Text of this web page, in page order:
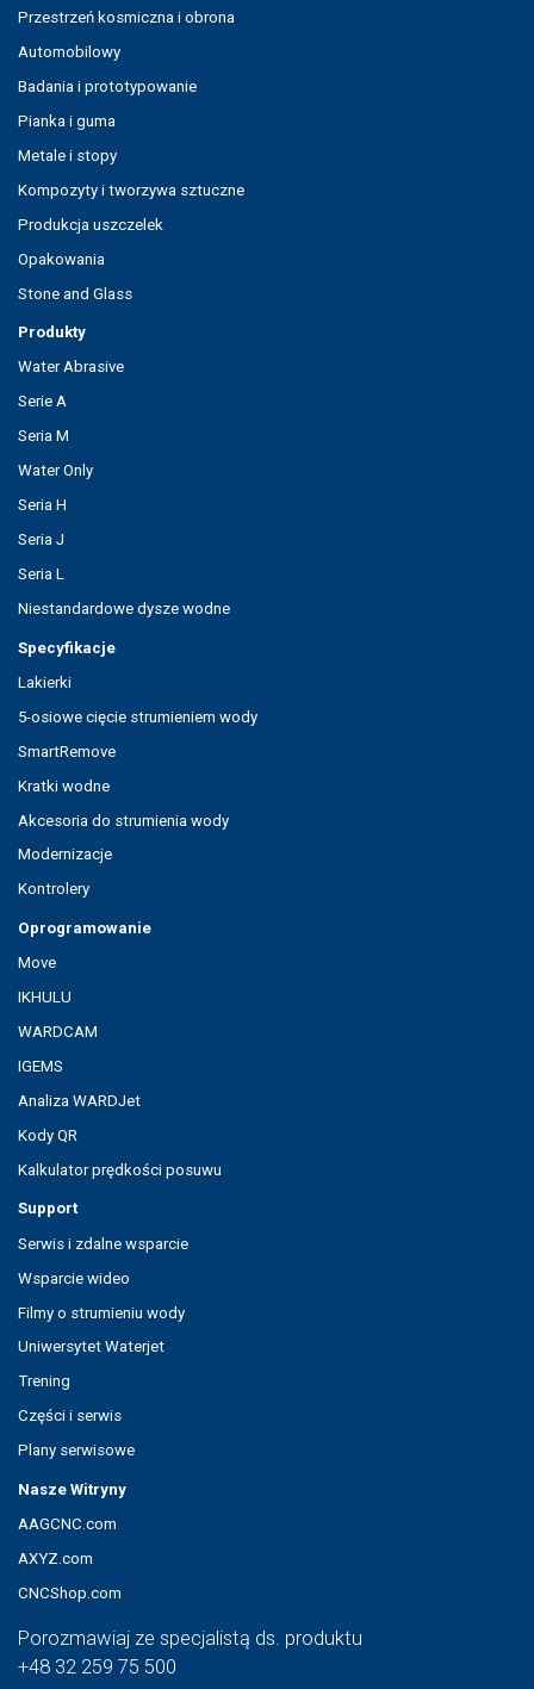
Przestrzeń kosmiczna i obrona
Automobilowy
Badania i prototypowanie
Pianka i guma
Metale i stopy
Kompozyty i tworzywa sztuczne
Produkcja uszczelek
Opakowania
Stone and Glass
Produkty
Water Abrasive
Serie A
Seria M
Water Only
Seria H
Seria J
Seria L
Niestandardowe dysze wodne
Specyfikacje
Lakierki
5-osiowe cięcie strumieniem wody
SmartRemove
Kratki wodne
Akcesoria do strumienia wody
Modernizacje
Kontrolery
Oprogramowanie
Move
IKHULU
WARDCAM
IGEMS
Analiza WARDJet
Kody QR
Kalkulator prędkości posuwu
Support
Serwis i zdalne wsparcie
Wsparcie wideo
Filmy o strumieniu wody
Uniwersytet Waterjet
Trening
Części i serwis
Plany serwisowe
Nasze Witryny
AAGCNC.com
AXYZ.com
CNCShop.com
Porozmawiaj ze specjalistą ds. produktu
+48 32 259 75 500